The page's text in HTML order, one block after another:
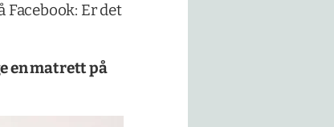
Er det
en matrett på